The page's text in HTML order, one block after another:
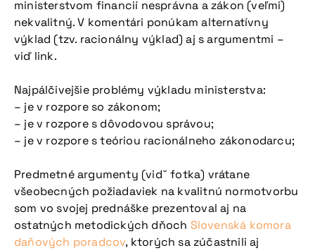
ministerstvom financií nesprávna a zákon (veľmi)
nekvalitný. V komentári ponúkam alternatívny
výklad (tzv. racionálny výklad) aj s argumentmi –
viď link.
Najpálčivejšie problémy výkladu ministerstva:
– je v rozpore so zákonom;
– je v rozpore s dôvodovou správou;
– je v rozpore s teóriou racionálneho zákonodarcu;
Predmetné argumenty (vidˇ fotka) vrátane
všeobecných požiadaviek na kvalitnú normotvorbu
som vo svojej prednáške prezentoval aj na
ostatných metodických dňoch Slovenská komora
daňových poradcov, ktorých sa zúčastnili aj